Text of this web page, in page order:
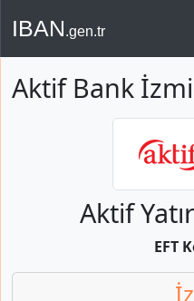
IBAN.gen.tr
Aktif Bank
Aktif
EFT